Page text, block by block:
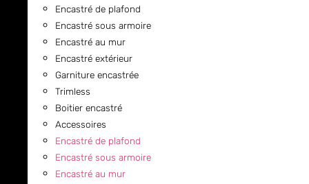
Encastré de plafond
Encastré sous armoire
Encastré au mur
Encastré extérieur
Garniture encastrée
Trimless
Boitier encastré
Accessoires
Encastré de plafond
Encastré sous armoire
Encastré au mur